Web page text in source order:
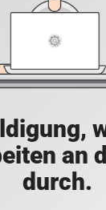
an
durch.